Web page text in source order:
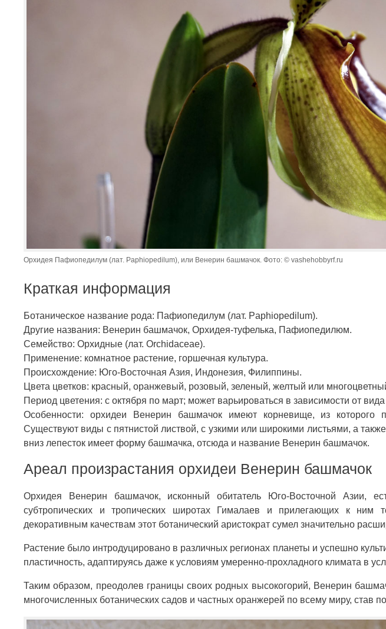
Орхидея Пафиопедилум (лат. Paphiopedilum), или Венерин башмачок. Фото: © vashehobbyrf.ru
Краткая информация
Ботаническое название рода: Пафиопедилум (лат. Paphiopedilum).
Другие названия: Венерин башмачок, Орхидея-туфелька, Пафиопедилюм.
Семейство: Орхидные (лат. Orchidaceae).
Применение: комнатное растение, горшечная культура.
Происхождение: Юго-Восточная Азия, Индонезия, Филиппины.
Цвета цветков: красный, оранжевый, розовый, зеленый, желтый или
Период цветения: с октября по март; может варьироваться в зависимости от
Особенности: орхидеи Венерин башмачок имеют корневище, из которого
Существуют виды с пятнистой листвой, с узкими или широкими листьями, а
вниз лепесток имеет форму башмачка, отсюда и название Венерин башмачок.
Ареал произрастания орхидеи Венерин башмачок
Орхидея Венерин башмачок, исконный обитатель Юго-Восточной Азии,
субтропических и тропических широтах Гималаев и прилегающих к ним
декоративным качествам этот ботанический аристократ сумел значительно
Растение было интродуцировано в различных регионах планеты и успешно
пластичность, адаптируясь даже к условиям умеренно-прохладного климата в
Таким образом, преодолев границы своих родных высокогорий, Венерин
многочисленных ботанических садов и частных оранжерей по всему миру, став